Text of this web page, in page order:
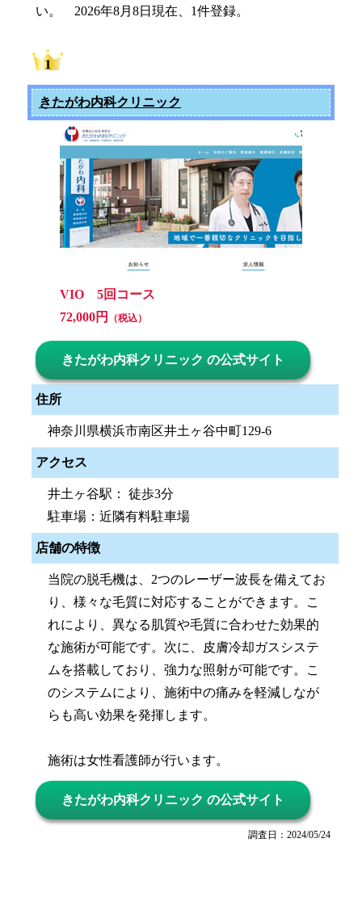
い。 2026年8月8日現在、1件登録。
きたがわ内科クリニック
VIO 5回コース
72,000円
（税込）
きたがわ内科クリニック の公式サイト
住所
神奈川県横浜市南区井土ヶ谷中町129-6
アクセス
井土ヶ谷駅： 徒歩3分
駐車場：近隣有料駐車場
店舗の特徴
当院の脱毛機は、2つのレーザー波長を備えてお
り、様々な毛質に対応することができます。こ
れにより、異なる肌質や毛質に合わせた効果的
な施術が可能です。次に、皮膚冷却ガスシステ
ムを搭載しており、強力な照射が可能です。こ
のシステムにより、施術中の痛みを軽減しなが
らも高い効果を発揮します。
施術は女性看護師が行います。
きたがわ内科クリニック の公式サイト
調査日：2024/05/24